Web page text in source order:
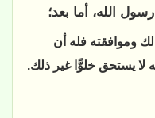
الله، أما بعد؛
وموافقته فله أن
لا يستحق خلوًّا غير ذلك.